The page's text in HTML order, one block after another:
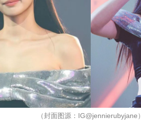
（封面图源：IG@jennierubyjane）